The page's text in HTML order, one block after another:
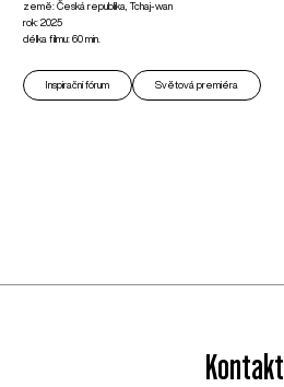
země: Česká republika, Tchaj-wan
rok: 2025
délka filmu: 60 min.
Inspirační fórum Světová premiéra
Kontakt